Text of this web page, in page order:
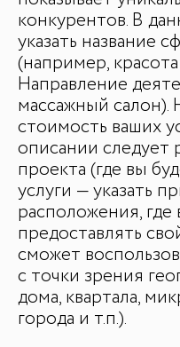
конкурентов. В
указать название
(например,
Направление
массажный салон).
стоимость ваших
описании следует
проекта (где вы
услуги — указать
расположения,
предоставлять
сможет
с точки зрения
дома, квартала,
города и т.п.).